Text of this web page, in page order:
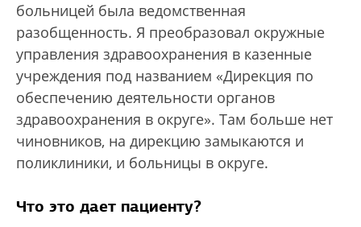
больницей была ведомственная
разобщенность. Я преобразовал окружные
управления здравоохранения в казенные
учреждения под названием «Дирекция по
обеспечению деятельности органов
здравоохранения в округе». Там больше нет
чиновников, на дирекцию замыкаются и
поликлиники, и больницы в округе.
Что это дает пациенту?